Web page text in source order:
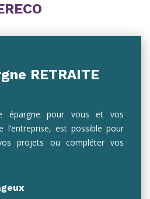
RETRAITE
épargne pour vous et vos
l’entreprise, est possible pour
projets ou compléter vos